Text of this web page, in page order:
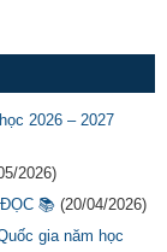
2026 – 2027
2026)
📚 (20/04/2026)
gia năm học